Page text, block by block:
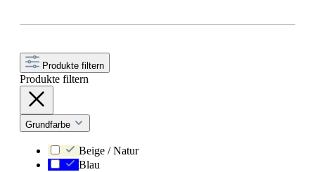
Produkte filtern
Produkte filtern
Grundfarbe
Beige / Natur
Blau